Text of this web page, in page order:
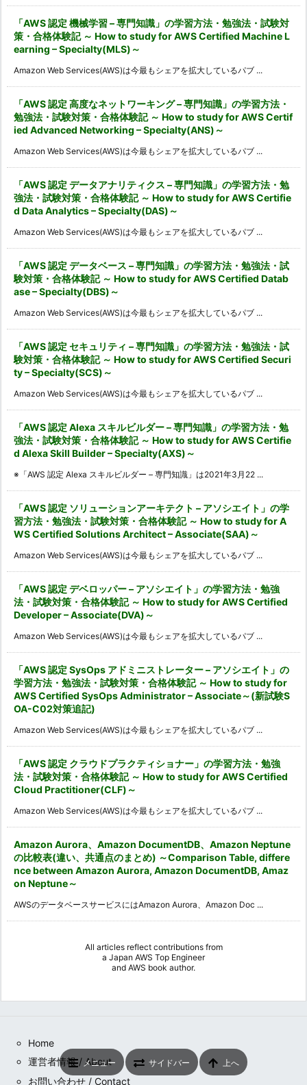
「AWS 認定 機械学習 – 専門知識」の学習方法・勉強法・試験対
策・合格体験記 ～ How to study for AWS Certified Machine L
earning – Specialty(MLS)～
Amazon Web Services(AWS)は今最もシェアを拡大しているパブ ...
「AWS 認定 高度なネットワーキング – 専門知識」の学習方法・
勉強法・試験対策・合格体験記 ～ How to study for AWS Certif
ied Advanced Networking – Specialty(ANS)～
Amazon Web Services(AWS)は今最もシェアを拡大しているパブ ...
「AWS 認定 データアナリティクス – 専門知識」の学習方法・勉
強法・試験対策・合格体験記 ～ How to study for AWS Certifie
d Data Analytics – Specialty(DAS)～
Amazon Web Services(AWS)は今最もシェアを拡大しているパブ ...
「AWS 認定 データベース – 専門知識」の学習方法・勉強法・試
験対策・合格体験記 ～ How to study for AWS Certified Datab
ase – Specialty(DBS)～
Amazon Web Services(AWS)は今最もシェアを拡大しているパブ ...
「AWS 認定 セキュリティ – 専門知識」の学習方法・勉強法・試
験対策・合格体験記 ～ How to study for AWS Certified Securi
ty – Specialty(SCS)～
Amazon Web Services(AWS)は今最もシェアを拡大しているパブ ...
「AWS 認定 Alexa スキルビルダー – 専門知識」の学習方法・勉
強法・試験対策・合格体験記 ～ How to study for AWS Certifie
d Alexa Skill Builder – Specialty(AXS)～
※「AWS 認定 Alexa スキルビルダー – 専門知識」は2021年3月22 ...
「AWS 認定 ソリューションアーキテクト – アソシエイト」の学
習方法・勉強法・試験対策・合格体験記 ～ How to study for A
WS Certified Solutions Architect – Associate(SAA)～
Amazon Web Services(AWS)は今最もシェアを拡大しているパブ ...
「AWS 認定 デベロッパー – アソシエイト」の学習方法・勉強
法・試験対策・合格体験記 ～ How to study for AWS Certified
Developer – Associate(DVA)～
Amazon Web Services(AWS)は今最もシェアを拡大しているパブ ...
「AWS 認定 SysOps アドミニストレーター – アソシエイト」の
学習方法・勉強法・試験対策・合格体験記 ～ How to study for
AWS Certified SysOps Administrator – Associate～(新試験S
OA-C02対策追記)
Amazon Web Services(AWS)は今最もシェアを拡大しているパブ ...
「AWS 認定 クラウドプラクティショナー」の学習方法・勉強
法・試験対策・合格体験記 ～ How to study for AWS Certified
Cloud Practitioner(CLF)～
Amazon Web Services(AWS)は今最もシェアを拡大しているパブ ...
Amazon Aurora、Amazon DocumentDB、Amazon Neptune
の比較表(違い、共通点のまとめ) ～Comparison Table, differe
nce between Amazon Aurora, Amazon DocumentDB, Amaz
on Neptune～
AWSのデータベースサービスにはAmazon Aurora、Amazon Doc ...
All articles reflect contributions from
a Japan AWS Top Engineer
and AWS book author.
Home
運営者情報 / About
お問い合わせ / Contact
メニュー サイドバー 上へ